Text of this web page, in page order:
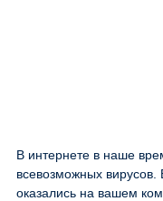
В интернете в наше
всевозможных вирусов.
оказались на вашем